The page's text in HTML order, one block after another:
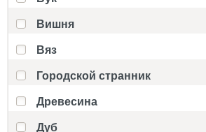
Вишня
Вяз
Городской странник
Древесина
Дуб